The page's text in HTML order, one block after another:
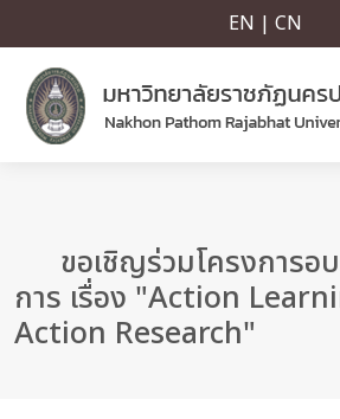
EN | CN
ขอเชิญร่วมโครงการอ
การ เรื่อง "Action
Action Research"